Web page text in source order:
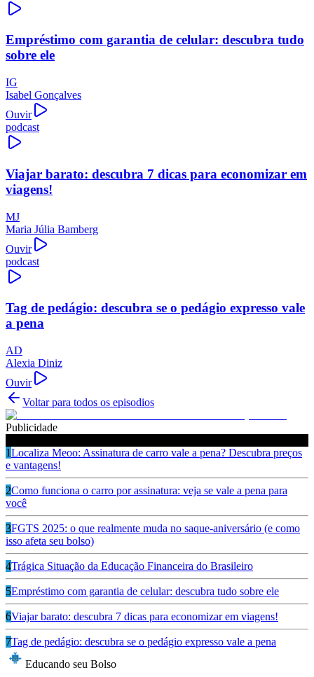
Empréstimo com garantia de celular: descubra tudo
sobre ele
IG
Isabel Gonçalves
Ouvir
podcast
Viajar barato: descubra 7 dicas para economizar em
viagens!
MJ
Maria Júlia Bamberg
Ouvir
podcast
Tag de pedágio: descubra se o pedágio expresso vale
a pena
AD
Alexia Diniz
Ouvir
Voltar para todos os episodios
Publicidade
1Localiza Meoo: Assinatura de carro vale a pena? Descubra preços
e vantagens!
2Como funciona o carro por assinatura: veja se vale a pena para
você
3FGTS 2025: o que realmente muda no saque-aniversário (e como
isso afeta seu bolso)
4Trágica Situação da Educação Financeira do Brasileiro
5Empréstimo com garantia de celular: descubra tudo sobre ele
6Viajar barato: descubra 7 dicas para economizar em viagens!
7Tag de pedágio: descubra se o pedágio expresso vale a pena
Educando seu Bolso